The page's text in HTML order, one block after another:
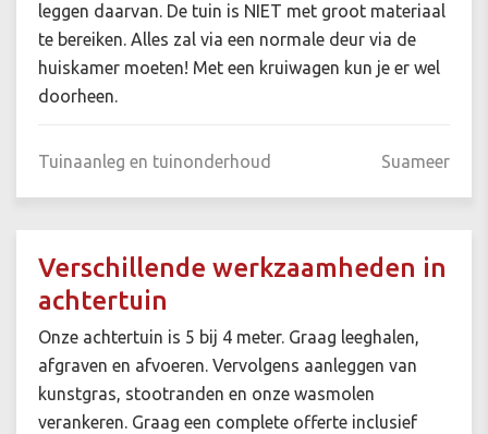
leggen daarvan. De tuin is NIET met groot materiaal
te bereiken. Alles zal via een normale deur via de
huiskamer moeten! Met een kruiwagen kun je er wel
doorheen.
Tuinaanleg en tuinonderhoud Suameer
Verschillende werkzaamheden in
achtertuin
Onze achtertuin is 5 bij 4 meter. Graag leeghalen,
afgraven en afvoeren. Vervolgens aanleggen van
kunstgras, stootranden en onze wasmolen
verankeren. Graag een complete offerte inclusief